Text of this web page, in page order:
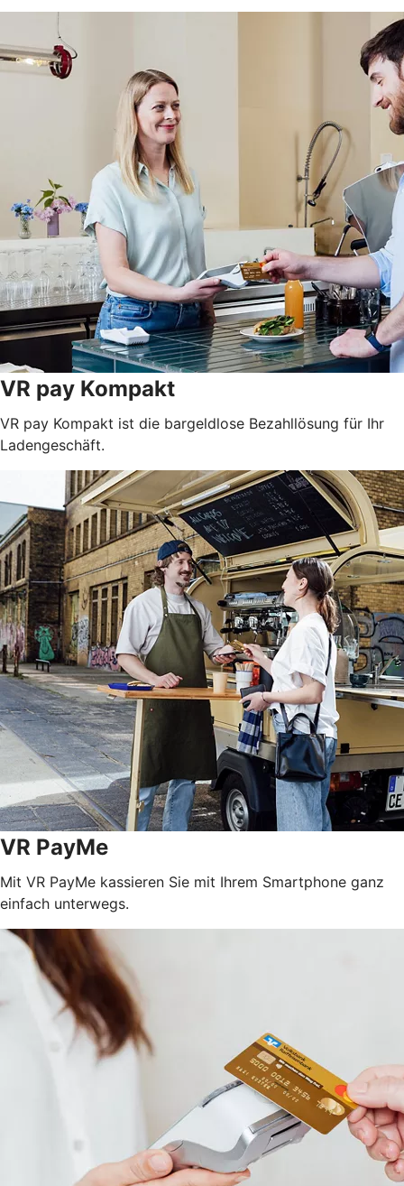
VR pay Kompakt
VR pay Kompakt ist die bargeldlose Bezahllösung für Ihr
Ladengeschäft.
VR PayMe
Mit VR PayMe kassieren Sie mit Ihrem Smartphone ganz
einfach unterwegs.